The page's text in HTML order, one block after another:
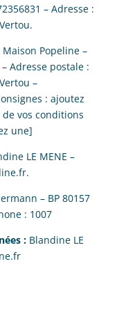
– Adresse :
.
Maison Popeline–
– Adresse postale :
–
: ajoutez
vos conditions
une]
LE MENE –
.
– BP 80157
: 1007
: Blandine LE